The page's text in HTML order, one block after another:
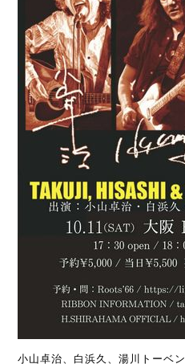
小山卓治、白浜久、湯川トーベン